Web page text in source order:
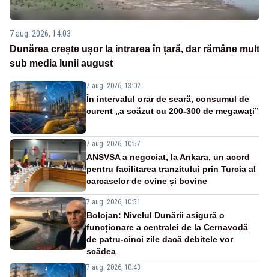
7 aug. 2026, 14:03
Dunărea crește ușor la intrarea în țară, dar rămâne mult
sub media lunii august
7 aug. 2026, 13:02
În intervalul orar de seară, consumul de
curent „a scăzut cu 200-300 de megawați”
7 aug. 2026, 10:57
ANSVSA a negociat, la Ankara, un acord
pentru facilitarea tranzitului prin Turcia al
carcaselor de ovine și bovine
7 aug. 2026, 10:51
Bolojan: Nivelul Dunării asigură o
funcționare a centralei de la Cernavodă
de patru-cinci zile dacă debitele vor
scădea
7 aug. 2026, 10:43